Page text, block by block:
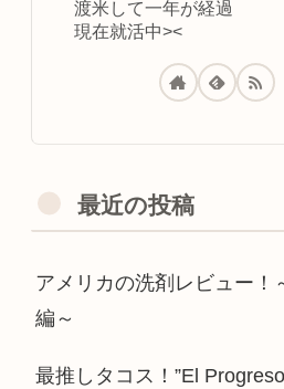
渡米して一年が経過
現在就活中><
最近の投稿
アメリカの洗剤レビュー！
編～
最推しタコス！”El